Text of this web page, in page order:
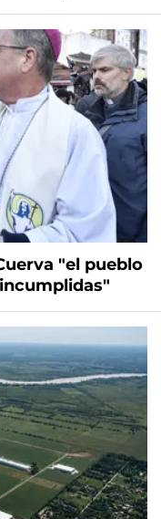
"el pueblo